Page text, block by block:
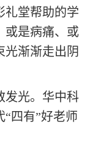
礼堂帮助的学
或是病痛、或
光渐渐走出阴
发光。华中科
四有”好老师